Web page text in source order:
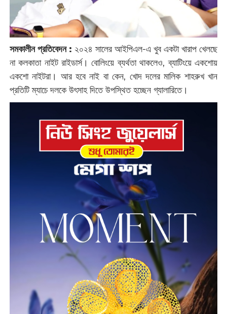
সমকালীন প্রতিবেদন : ২০২৪ সালের আইপিএল-এ খুব একটা খারাপ খেলছে
না কলকাতা নাইট রাইডার্স। বোলিংয়ে ব্যর্থতা থাকলেও, ব্যাটিংয়ে একশোয়
একশো নাইটরা। আর হবে নাই বা কেন, খোদ দলের মালিক শাহরুখ খান
প্রতিটি ম্যাচে দলকে উৎসাহ দিতে উপস্থিত হচ্ছেন গ্যালারিতে।